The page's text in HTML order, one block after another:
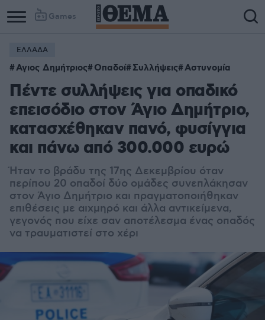
Games
ΕΛΛΑΔΑ
Αγιος Δημήτριος Οπαδοί Συλλήψεις Αστυνομία
Πέντε συλλήψεις για οπαδικό
επεισόδιο στον Άγιο Δημήτριο,
κατασχέθηκαν πανό, φυσίγγια
και πάνω από 300.000 ευρώ
Ήταν το βράδυ της 17ης Δεκεμβρίου όταν
περίπου 20 οπαδοί δύο ομάδες συνεπλάκησαν
στον Άγιο Δημήτριο και πραγματοποιήθηκαν
επιθέσεις με αιχμηρό και άλλα αντικείμενα,
γεγονός που είχε σαν αποτέλεσμα ένας οπαδός
να τραυματιστεί στο χέρι